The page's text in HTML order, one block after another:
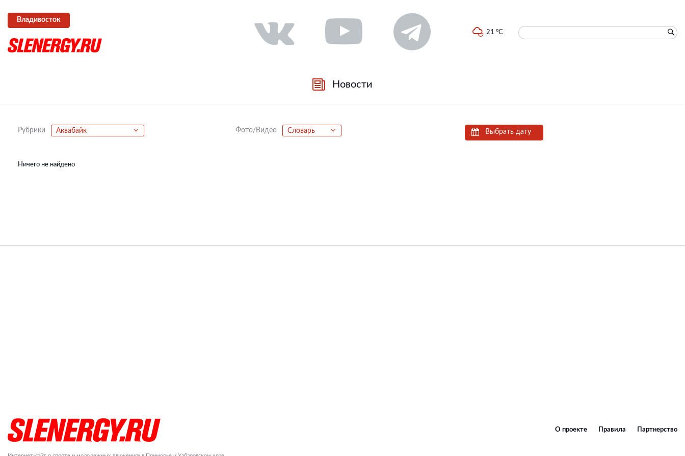
Владивосток
21 °C
Новости
Рубрики Аквабайк Фото/Видео Словарь Выбрать дату
Ничего не найдено
О проекте Правила Партнерство